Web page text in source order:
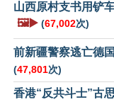
山西原村支书用铲
🖼️▶️ (67,002次)
前新疆警察逃亡德
(47,801次)
香港“反共斗士”古